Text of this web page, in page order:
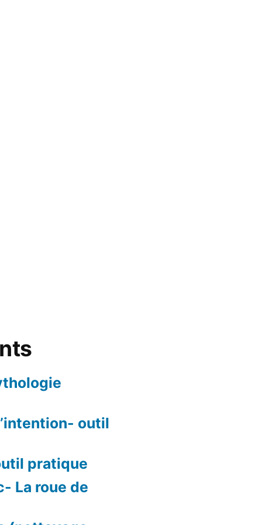
outil
pratique
La roue de